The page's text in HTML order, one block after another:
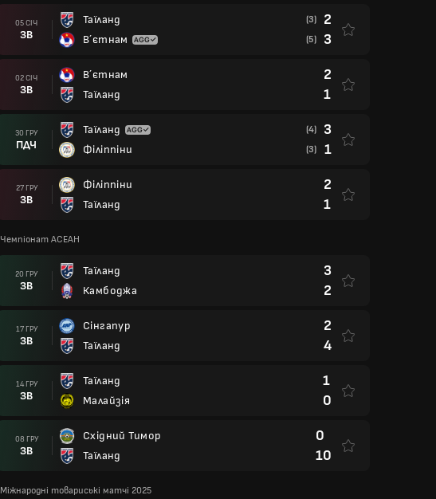
05 СІЧ
ЗВ
Таїланд
В´єтнам
(3) 2
(5) 3
02 СІЧ
ЗВ
В´єтнам
Таїланд
2
1
30 ГРУ
ПДЧ
Таїланд
Філіппіни
(4) 3
(3) 1
27 ГРУ
ЗВ
Філіппіни
Таїланд
2
1
Чемпіонат АСЕАН
20 ГРУ
ЗВ
Таїланд
Камбоджа
3
2
17 ГРУ
ЗВ
Сінгапур
Таїланд
2
4
14 ГРУ
ЗВ
Таїланд
Малайзія
1
0
08 ГРУ
ЗВ
Східний Тимор
Таїланд
0
10
Міжнародні товариські матчі 2025